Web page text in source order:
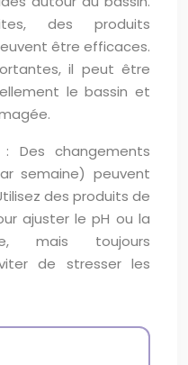
des produits
être efficaces.
il peut être
le bassin et
Des changements
semaine) peuvent
des produits de
ajuster le pH ou la
mais toujours
de stresser les